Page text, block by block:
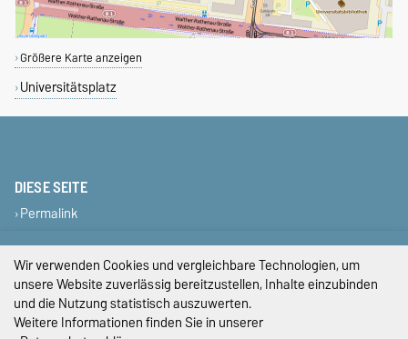
Größere Karte anzeigen
Universitätsplatz
DIESE SEITE
Permalink
Impressum
Datenschutz
Barrierefreiheit
Wir verwenden Cookies und vergleichbare Technologien, um
unsere Website zuverlässig bereitzustellen, Inhalte einzubinden
und die Nutzung statistisch auszuwerten.
Weitere Informationen finden Sie in unserer